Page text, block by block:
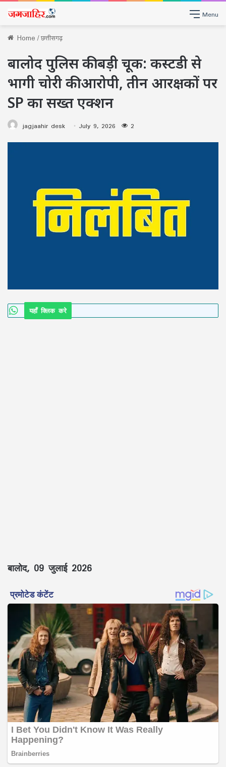
Menu
Home/छत्तीसगढ़
बालोद पुलिस की बड़ी चूक: कस्टडी से
भागी चोरी की आरोपी, तीन आरक्षकों पर
SP का सख्त एक्शन
jagjaahir desk July 9, 2026 2
यहाँ क्लिक करे
बालोद, 09 जुलाई 2026